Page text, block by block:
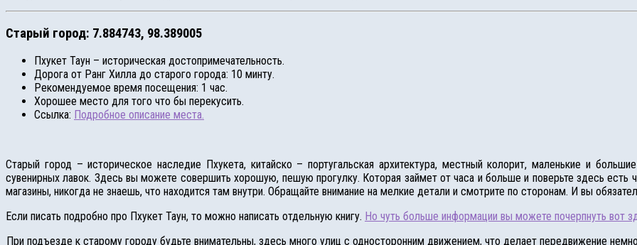
Старый город: 7.884743, 98.389005
Пхукет Таун – историческая достопримечательность.
Дорога от Ранг Хилла до старого города: 10 минту.
Рекомендуемое время посещения: 1 час.
Хорошее место для того что бы перекусить.
Ссылка: Подробное описание места.
Старый город – историческое наследие Пхукета, китайско – португальская архитектура, местный колорит, маленькие и
сувенирных лавок. Здесь вы можете совершить хорошую, пешую прогулку. Которая займет от часа и больше и поверьте здесь есть
магазины, никогда не знаешь, что находится там внутри. Обращайте внимание на мелкие детали и смотрите по сторонам. И вы
Если писать подробно про Пхукет Таун, то можно написать отдельную книгу. Но чуть больше информации вы можете почерпнуть вот
При подъезде к старому городу будьте внимательны, здесь много улиц с односторонним движением, что делает передвижение